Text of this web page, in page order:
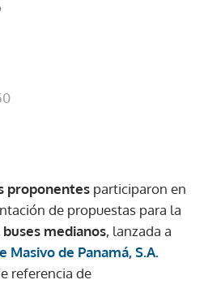
proponentes participaron en
de propuestas para la
medianos, lanzada a
Masivo de Panamá, S.A.
referencia de